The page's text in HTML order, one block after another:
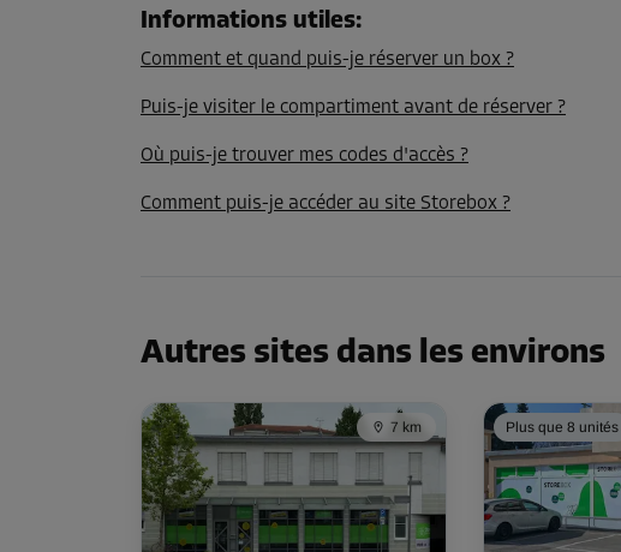
Long:3,1m Larg:2,7m
Compartiment 15
Volume: 6 m³
Long:1,6m Larg:1,3m Haut:2,6m
Volume: 5,7 m³
Long: 1,6m 1,2m Haut:
Compartiment 17
Surface: 1,9 m²
Informations utiles:
Comment et quand puis-je réserver un box ?
Puis-je visiter le compartiment avant de réserver ?
Où puis-je trouver mes codes d'accès ?
Comment puis-je accéder au site Storebox ?
Autres sites dans les environs
7 km Plus que 8 unités